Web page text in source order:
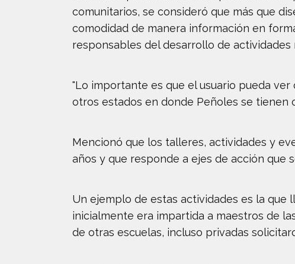
comunitarios, se consideró que más que
comodidad de manera información en
responsables del desarrollo de actividades
"Lo importante es que el usuario pueda
otros estados en donde Peñoles se tienen
Mencionó que los talleres, actividades y
años y que responde a ejes de acción que
Un ejemplo de estas actividades es la que
inicialmente era impartida a maestros de
de otras escuelas, incluso privadas